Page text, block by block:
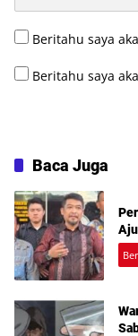
Beritahu saya
Beritahu saya
Baca Juga